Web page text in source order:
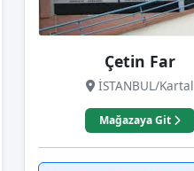
Çetin Far
İSTANBUL/Kartal
Mağazaya Git